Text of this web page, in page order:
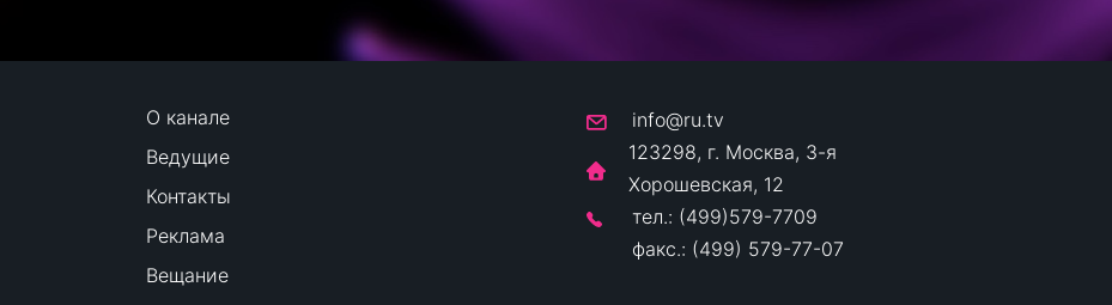
О канале
Ведущие
Контакты
Реклама
Вещание
info@ru.tv
123298, г. Москва, 3-я
Хорошевская, 12
тел.: (499)579-7709
факс.: (499) 579-77-07